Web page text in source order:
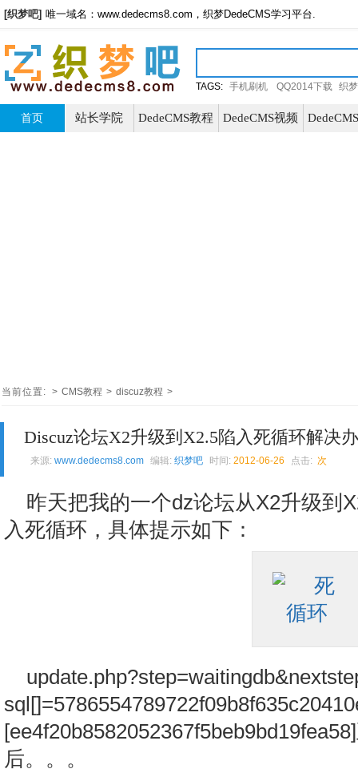
[织梦吧] 唯一域名：www.dedecms8.com，织梦DedeCMS学习平台.
TAGS: 手机刷机 QQ2014下载 织
首页 站长学院 DedeCMS教程 DedeCMS视频
当前位置: > CMS教程 > discuz教程 >
Discuz论坛X2升级到X2.5陷入死循环解决
来源: www.dedecms8.com 编辑: 织梦吧 时间: 2012-06-26 点击: 次
昨天把我的一个dz论坛从X2升级到
入死循环，具体提示如下：
后。。。